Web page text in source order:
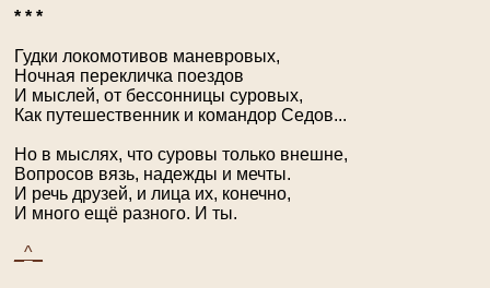
* * *
Гудки локомотивов маневровых,
Ночная перекличка поездов
И мыслей, от бессонницы суровых,
Как путешественник и командор Седов...
Но в мыслях, что суровы только внешне,
Вопросов вязь, надежды и мечты.
И речь друзей, и лица их, конечно,
И много ещё разного. И ты.
_^_